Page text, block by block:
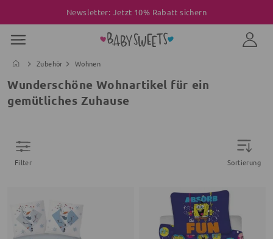
Newsletter: Jetzt 10% Rabatt sichern
Zubehör Wohnen
Wunderschöne Wohnartikel für ein
gemütliches Zuhause
Filter Sortierung